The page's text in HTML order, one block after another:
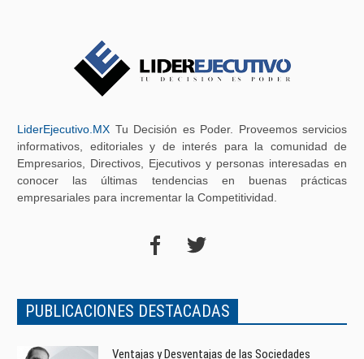
LiderEjecutivo.MX Tu Decisión es Poder. Proveemos servicios
informativos, editoriales y de interés para la comunidad de
Empresarios, Directivos, Ejecutivos y personas interesadas en
conocer las últimas tendencias en buenas prácticas
empresariales para incrementar la Competitividad.
PUBLICACIONES DESTACADAS
Ventajas y Desventajas de las Sociedades